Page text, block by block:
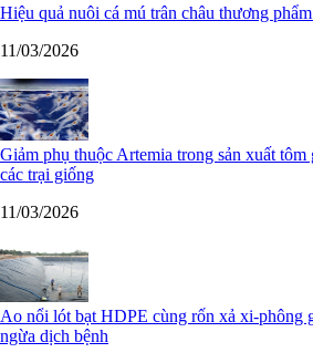
Hiệu quả nuôi cá mú trân châu thương
11/03/2026
Giảm phụ thuộc Artemia trong sản xuất
các trại giống
11/03/2026
Ao nổi lót bạt HDPE cùng rốn xả xi-phông
ngừa dịch bệnh